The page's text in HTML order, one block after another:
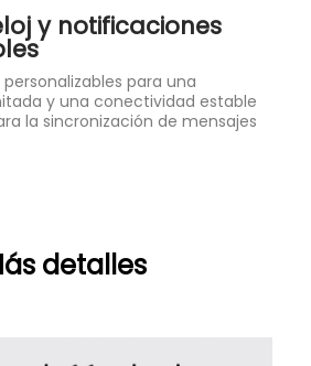
y notificaciones
para una
y una conectividad estable
la sincronización de mensajes
detalles